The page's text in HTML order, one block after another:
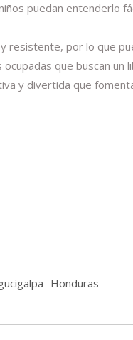
puedan entenderlo
resistente, por lo que
que buscan
y divertida que
Honduras